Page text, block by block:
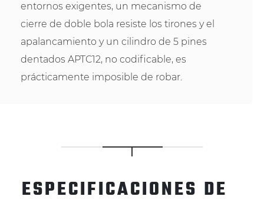
entornos exigentes, un mecanismo de
cierre de doble bola resiste los tirones y el
apalancamiento y un cilindro de 5 pines
dentados APTC12, no codificable, es
prácticamente imposible de robar.
ESPECIFICACIONES DE